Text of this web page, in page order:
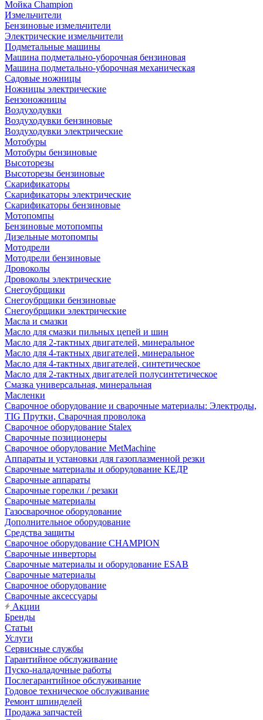
Мойка Champion
Измельчители
Бензиновые измельчители
Электрические измельчители
Подметальные машины
Машина подметально-уборочная бензиновая
Машина подметально-уборочная механическая
Садовые ножницы
Ножницы электрические
Бензоножницы
Воздуходувки
Воздуходувки бензиновые
Воздуходувки электрические
Мотобуры
Мотобуры бензиновые
Высоторезы
Высоторезы бензиновые
Скарификаторы
Скарификаторы электрические
Скарификаторы бензиновые
Мотопомпы
Бензиновые мотопомпы
Дизельные мотопомпы
Мотодрели
Мотодрели бензиновые
Дровоколы
Дровоколы электрические
Снегоубрщики
Снегоубрщики бензиновые
Снегоубрщики электрические
Масла и смазки
Масло для смазки пильных цепей и шин
Масло для 2-тактных двигателей, минеральное
Масло для 4-тактных двигателей, минеральное
Масло для 4-тактных двигателей, синтетическое
Масло для 2-тактных двигателей полусинтетическое
Смазка универсальная, минеральная
Масленки
Сварочное оборудование и сварочные материалы: Электроды,
TIG Прутки, Сварочная проволока
Сварочное оборудование Stalex
Сварочные позиционеры
Сварочное оборудование MetMachine
Аппараты и установки для газоплазменной резки
Сварочные материалы и оборудование КЕДР
Сварочные аппараты
Сварочные горелки / резаки
Сварочные материалы
Газосварочное оборудование
Дополнительное оборудование
Средства защиты
Сварочное оборудование CHAMPION
Сварочные инверторы
Сварочные материалы и оборудование ESAB
Сварочные материалы
Сварочное оборудование
Сварочные аксессуары
Акции
Бренды
Статьи
Услуги
Сервисные службы
Гарантийное обслуживание
Пуско-наладочные работы
Послегарантийное обслуживание
Годовое техническое обслуживание
Ремонт шпинделей
Продажа запчастей